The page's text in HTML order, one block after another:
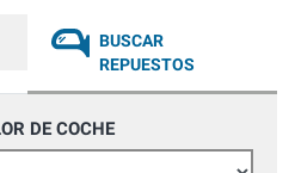
BUSCAR
REPUESTOS
DE COCHE